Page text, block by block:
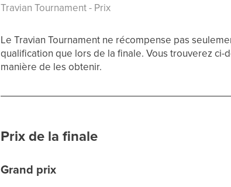
Travian Tournament - Prix
Le Travian Tournament ne récompense pas
qualification que lors de la finale. Vous trouverez
manière de les obtenir.
Prix de la finale
Grand prix